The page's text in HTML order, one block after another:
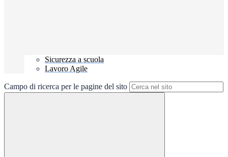
Sicurezza a scuola
Lavoro Agile
Campo di ricerca per le pagine del sito